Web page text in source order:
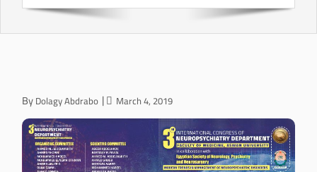
ByDolagy Abdrabo March 4, 2019